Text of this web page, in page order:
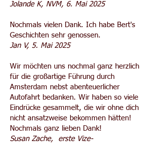
Jolande K, NVM, 6. Mai 2025
Nochmals vielen Dank. Ich habe Bert's
Geschichten sehr genossen.
Jan V, 5. Mai 2025
Wir möchten uns nochmal ganz herzlich
für die großartige Führung durch
Amsterdam nebst abenteuerlicher
Autofahrt bedanken. Wir haben so viele
Eindrücke gesammelt, die wir ohne dich
nicht ansatzweise bekommen hätten!
Nochmals ganz lieben Dank!
Susan Zache, erste Vize-